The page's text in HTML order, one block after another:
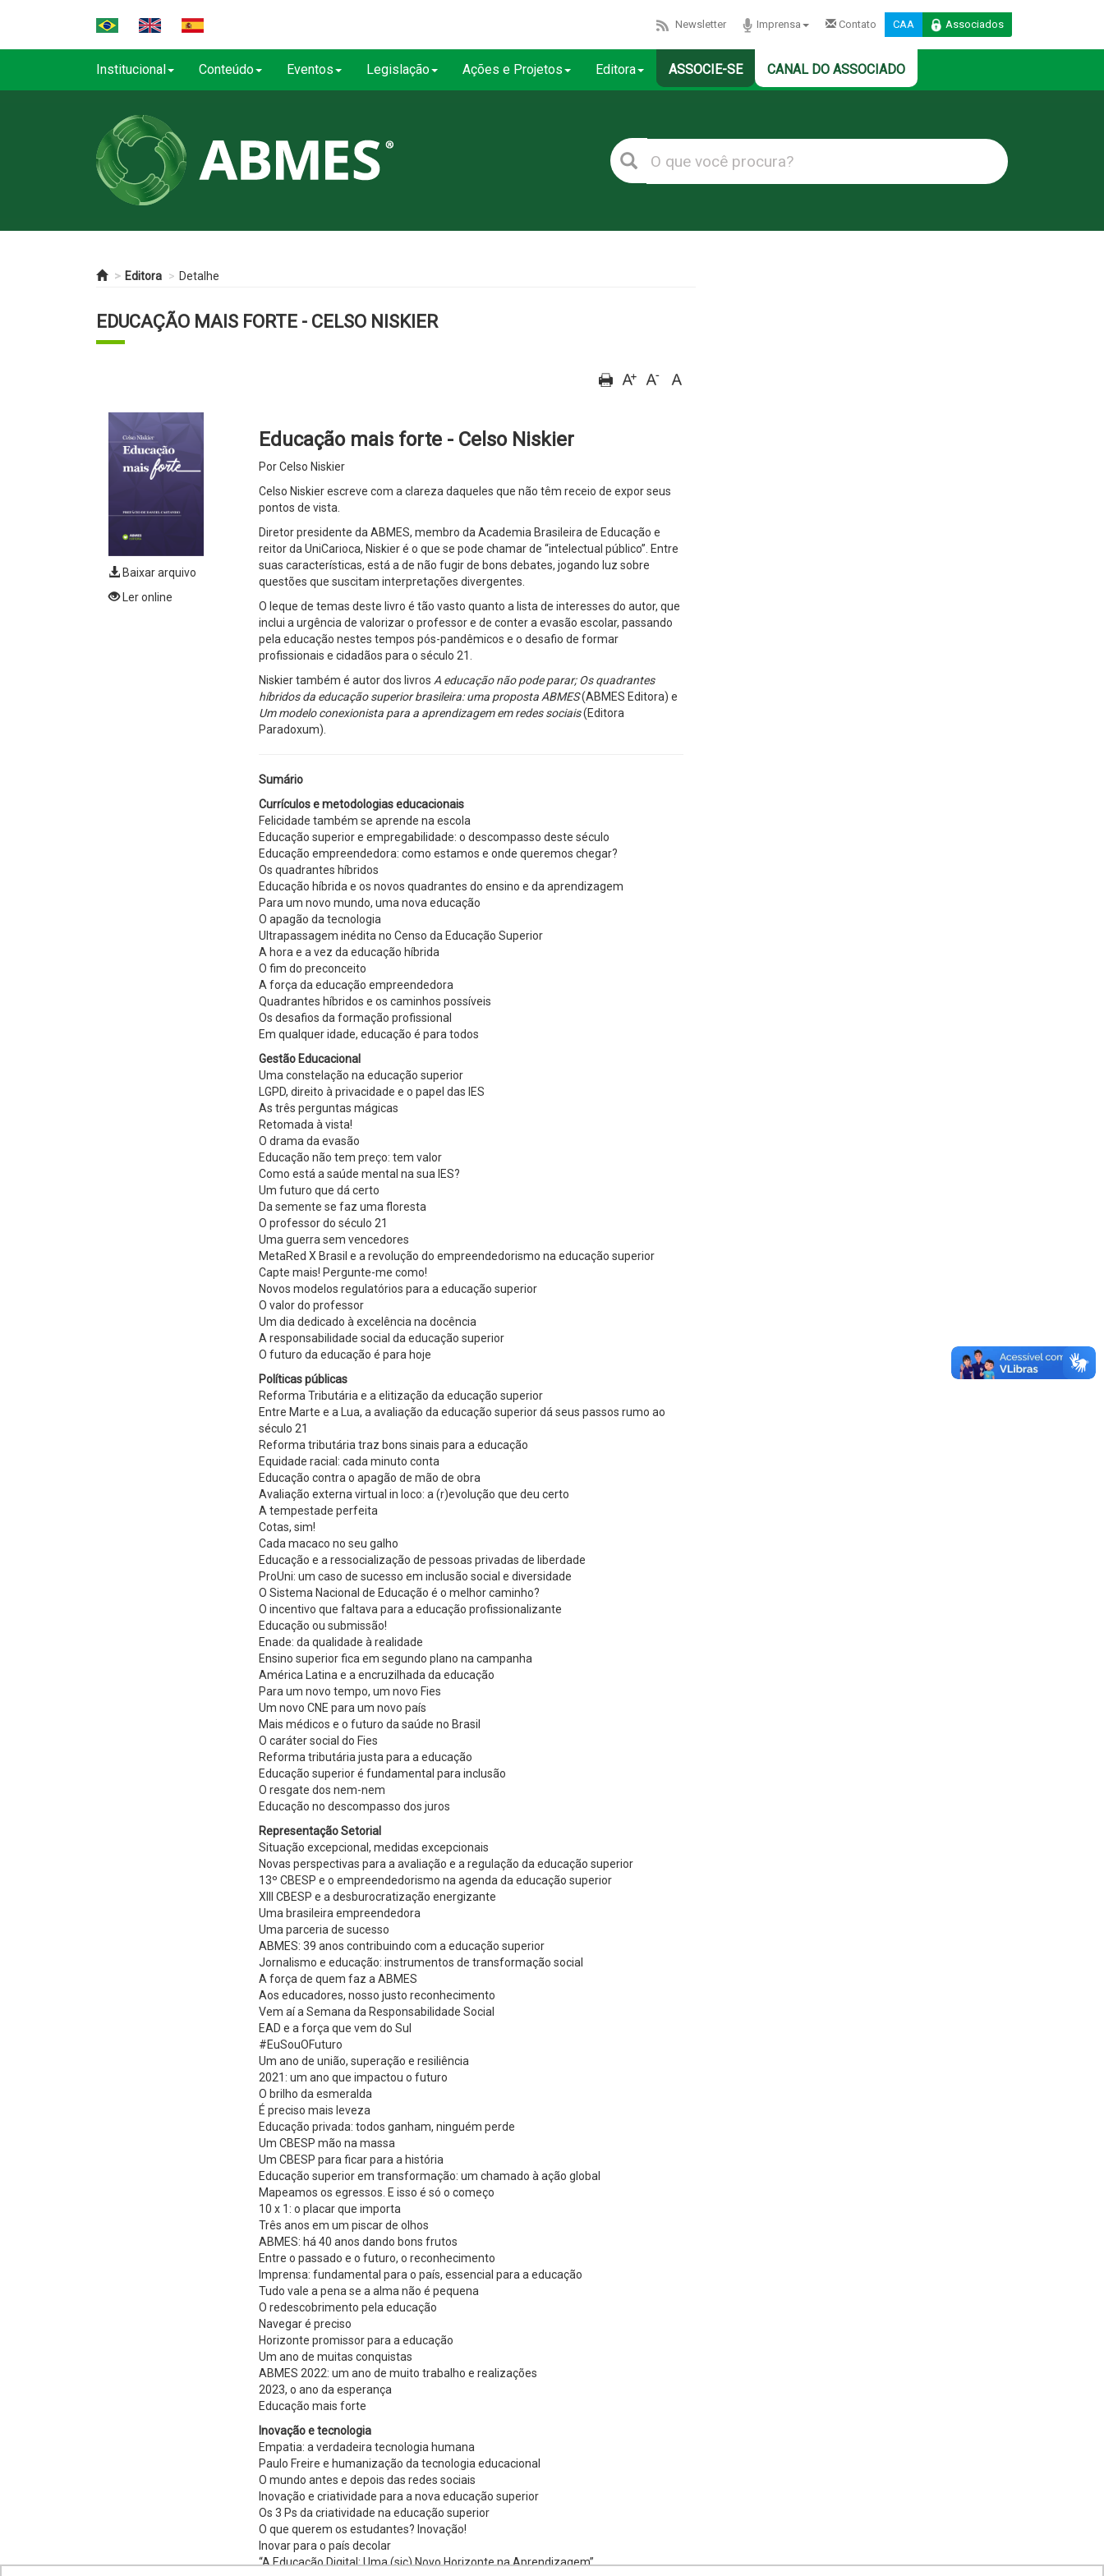
Newsletter Imprensa Contato CAA Associados
Institucional Conteúdo Eventos Legislação Ações e Projetos Editora ASSOCIE-SE CANAL DO ASSOCIADO
Editora Detalhe
EDUCAÇÃO MAIS FORTE - CELSO NISKIER
Baixar arquivo
Ler online
Educação mais forte - Celso Niskier
Por Celso Niskier
Celso Niskier escreve com a clareza daqueles que não têm receio de expor seus
pontos de vista.
Diretor presidente da ABMES, membro da Academia Brasileira de Educação e
reitor da UniCarioca, Niskier é o que se pode chamar de “intelectual público”. Entre
suas características, está a de não fugir de bons debates, jogando luz sobre
questões que suscitam interpretações divergentes.
O leque de temas deste livro é tão vasto quanto a lista de interesses do autor, que
inclui a urgência de valorizar o professor e de conter a evasão escolar, passando
pela educação nestes tempos pós-pandêmicos e o desafio de formar
profissionais e cidadãos para o século 21.
Niskier também é autor dos livros A educação não pode parar; Os quadrantes
híbridos da educação superior brasileira: uma proposta ABMES(ABMES Editora) e
Um modelo conexionista para a aprendizagem em redes sociais(Editora
Paradoxum).
Sumário
Currículos e metodologias educacionais
Felicidade também se aprende na escola
Educação superior e empregabilidade: o descompasso deste século
Educação empreendedora: como estamos e onde queremos chegar?
Os quadrantes híbridos
Educação híbrida e os novos quadrantes do ensino e da aprendizagem
Para um novo mundo, uma nova educação
O apagão da tecnologia
Ultrapassagem inédita no Censo da Educação Superior
A hora e a vez da educação híbrida
O fim do preconceito
A força da educação empreendedora
Quadrantes híbridos e os caminhos possíveis
Os desafios da formação profissional
Em qualquer idade, educação é para todos
Gestão Educacional
Uma constelação na educação superior
LGPD, direito à privacidade e o papel das IES
As três perguntas mágicas
Retomada à vista!
O drama da evasão
Educação não tem preço: tem valor
Como está a saúde mental na sua IES?
Um futuro que dá certo
Da semente se faz uma floresta
O professor do século 21
Uma guerra sem vencedores
MetaRed X Brasil e a revolução do empreendedorismo na educação superior
Capte mais! Pergunte-me como!
Novos modelos regulatórios para a educação superior
O valor do professor
Um dia dedicado à excelência na docência
A responsabilidade social da educação superior
O futuro da educação é para hoje
Políticas públicas
Reforma Tributária e a elitização da educação superior
Entre Marte e a Lua, a avaliação da educação superior dá seus passos rumo ao
século 21
Reforma tributária traz bons sinais para a educação
Equidade racial: cada minuto conta
Educação contra o apagão de mão de obra
Avaliação externa virtual in loco: a (r)evolução que deu certo
A tempestade perfeita
Cotas, sim!
Cada macaco no seu galho
Educação e a ressocialização de pessoas privadas de liberdade
ProUni: um caso de sucesso em inclusão social e diversidade
O Sistema Nacional de Educação é o melhor caminho?
O incentivo que faltava para a educação profissionalizante
Educação ou submissão!
Enade: da qualidade à realidade
Ensino superior fica em segundo plano na campanha
América Latina e a encruzilhada da educação
Para um novo tempo, um novo Fies
Um novo CNE para um novo país
Mais médicos e o futuro da saúde no Brasil
O caráter social do Fies
Reforma tributária justa para a educação
Educação superior é fundamental para inclusão
O resgate dos nem-nem
Educação no descompasso dos juros
Representação Setorial
Situação excepcional, medidas excepcionais
Novas perspectivas para a avaliação e a regulação da educação superior
13º CBESP e o empreendedorismo na agenda da educação superior
XIII CBESP e a desburocratização energizante
Uma brasileira empreendedora
Uma parceria de sucesso
ABMES: 39 anos contribuindo com a educação superior
Jornalismo e educação: instrumentos de transformação social
A força de quem faz a ABMES
Aos educadores, nosso justo reconhecimento
Vem aí a Semana da Responsabilidade Social
EAD e a força que vem do Sul
#EuSouOFuturo
Um ano de união, superação e resiliência
2021: um ano que impactou o futuro
O brilho da esmeralda
É preciso mais leveza
Educação privada: todos ganham, ninguém perde
Um CBESP mão na massa
Um CBESP para ficar para a história
Educação superior em transformação: um chamado à ação global
Mapeamos os egressos. E isso é só o começo
10 x 1: o placar que importa
Três anos em um piscar de olhos
ABMES: há 40 anos dando bons frutos
Entre o passado e o futuro, o reconhecimento
Imprensa: fundamental para o país, essencial para a educação
Tudo vale a pena se a alma não é pequena
O redescobrimento pela educação
Navegar é preciso
Horizonte promissor para a educação
Um ano de muitas conquistas
ABMES 2022: um ano de muito trabalho e realizações
2023, o ano da esperança
Educação mais forte
Inovação e tecnologia
Empatia: a verdadeira tecnologia humana
Paulo Freire e humanização da tecnologia educacional
O mundo antes e depois das redes sociais
Inovação e criatividade para a nova educação superior
Os 3 Ps da criatividade na educação superior
O que querem os estudantes? Inovação!
Inovar para o país decolar
“A Educação Digital: Uma (sic) Novo Horizonte na Aprendizagem”